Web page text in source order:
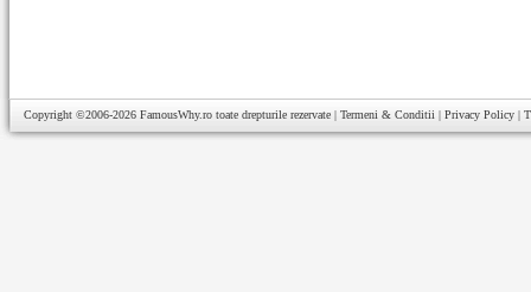
Copyright ©2006-2026 FamousWhy.ro toate drepturile rezervate | Termeni & Conditii | Privacy Policy |